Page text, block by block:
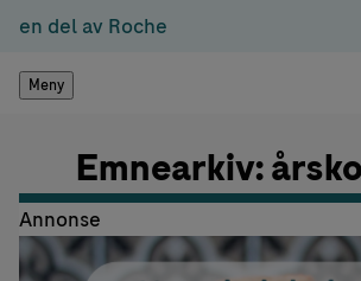
en del av Roche
Meny
Emnearkiv:
Annonse